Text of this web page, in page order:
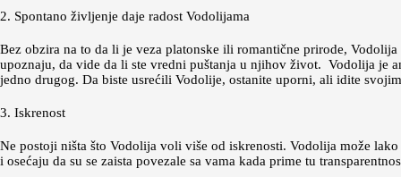
2. Spontano življenje daje radost Vodolijama
Bez obzira na to da li je veza platonske ili romantične prirode,
upoznaju, da vide da li ste vredni puštanja u njihov život. Vodolija je
jedno drugog. Da biste usrećili Vodolije, ostanite uporni, ali idite
3. Iskrenost
Ne postoji ništa što Vodolija voli više od iskrenosti. Vodolija može
i osećaju da su se zaista povezale sa vama kada prime tu